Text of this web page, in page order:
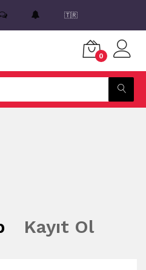
🇹🇷
0
Kayıt Ol